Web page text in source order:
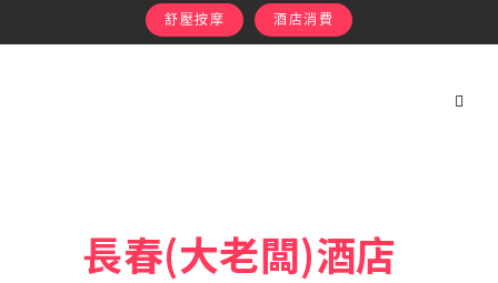
舒壓按摩 酒店消費
長春(大老闆)酒店